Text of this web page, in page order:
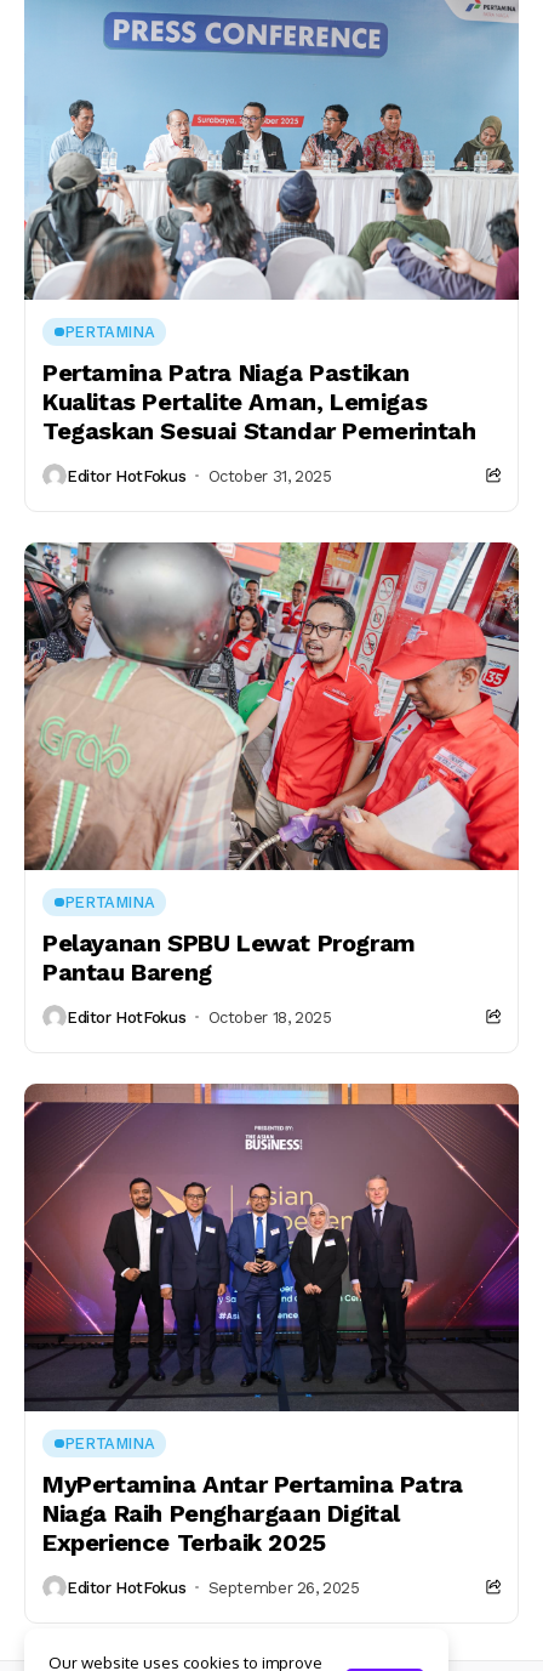
PERTAMINA
Pertamina Patra Niaga Pastikan
Kualitas Pertalite Aman, Lemigas
Tegaskan Sesuai Standar Pemerintah
Editor HotFokus October 31, 2025
PERTAMINA
Pelayanan SPBU Lewat Program
Pantau Bareng
Editor HotFokus October 18, 2025
PERTAMINA
MyPertamina Antar Pertamina Patra
Niaga Raih Penghargaan Digital
Experience Terbaik 2025
Editor HotFokus September 26, 2025
Our website uses cookies to improve